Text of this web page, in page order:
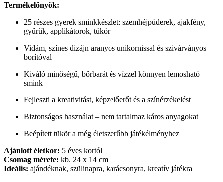
Termékelőnyök:
25 részes gyerek sminkkészlet: szemhéjpúderek, ajakfény,
gyűrűk, applikátorok, tükör
Vidám, színes dizájn aranyos unikornissal és szivárványos
borítóval
Kiváló minőségű, bőrbarát és vízzel könnyen lemosható
smink
Fejleszti a kreativitást, képzelőerőt és a színérzékelést
Biztonságos használat – nem tartalmaz káros anyagokat
Beépített tükör a még életszerűbb játékélményhez
Ajánlott életkor: 5 éves kortól
Csomag mérete: kb. 24 x 14 cm
Ideális: ajándéknak, szülinapra, karácsonyra, kreatív játékra